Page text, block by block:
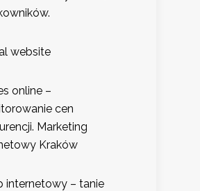
website
online –
cen
Marketing
Kraków
internetowy – tanie